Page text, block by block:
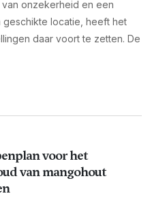
van onzekerheid en een
locatie, heeft het
daar voort te zetten. De
voor het
van mangohout